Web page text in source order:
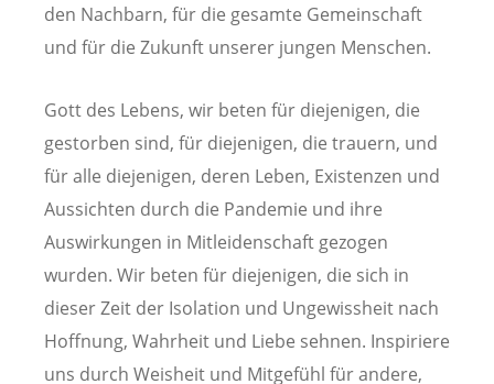
den Nachbarn, für die gesamte Gemeinschaft
und für die Zukunft unserer jungen Menschen.
Gott des Lebens, wir beten für diejenigen, die
gestorben sind, für diejenigen, die trauern, und
für alle diejenigen, deren Leben, Existenzen und
Aussichten durch die Pandemie und ihre
Auswirkungen in Mitleidenschaft gezogen
wurden. Wir beten für diejenigen, die sich in
dieser Zeit der Isolation und Ungewissheit nach
Hoffnung, Wahrheit und Liebe sehnen. Inspiriere
uns durch Weisheit und Mitgefühl für andere,